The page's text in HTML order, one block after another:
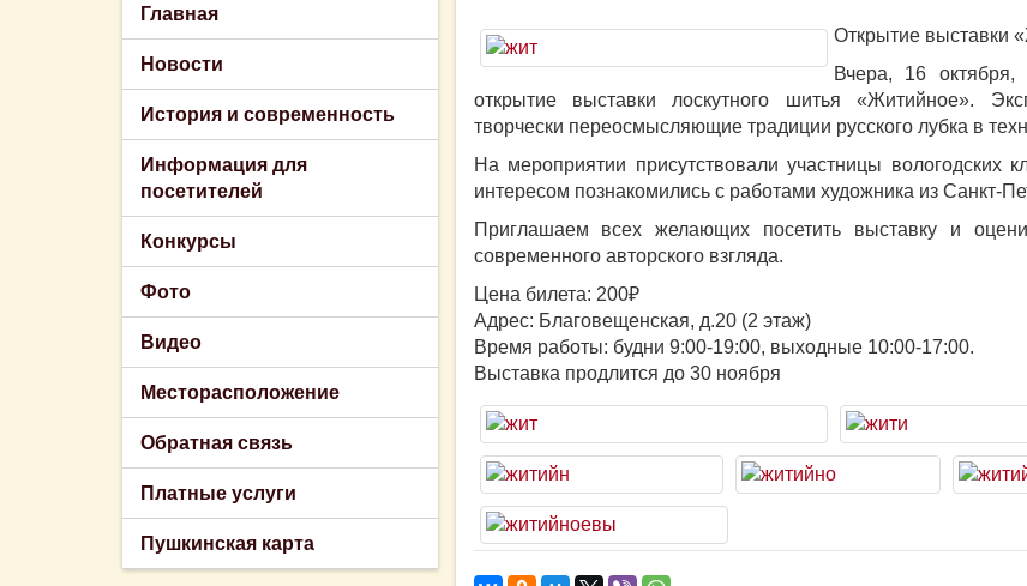
Открытие выставки
Вчера, 16 октября,
открытие выставки лоскутного шитья «Житийное».
творчески переосмысляющие традиции русского лубка в
На мероприятии присутствовали участницы
интересом познакомились с работами художника из Санкт-
Приглашаем всех желающих посетить выставку и
современного авторского взгляда.
Цена билета: 200₽
Адрес: Благовещенская, д.20 (2 этаж)
Время работы: будни 9:00-19:00, выходные 10:00-17:00.
Выставка продлится до 30 ноября
Главная
Новости
История и современность
Информация для
посетителей
Конкурсы
Фото
Видео
Месторасположение
Обратная связь
Платные услуги
Пушкинская карта